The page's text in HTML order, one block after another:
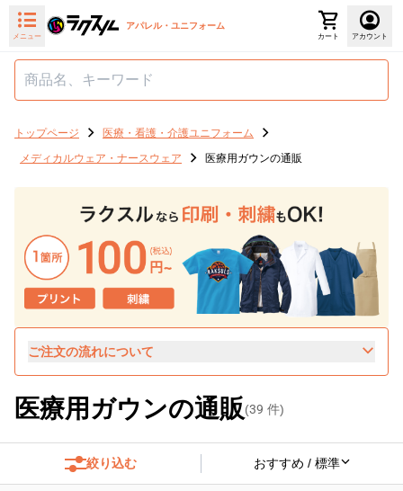
メニュー
アパレル・ユニフォーム
カート アカウント
トップページ
医療・看護・介護ユニフォーム
メディカルウェア・ナースウェア
医療用ガウンの通販
ご注文の流れについて
医療用ガウンの通販 (39 件)
絞り込む